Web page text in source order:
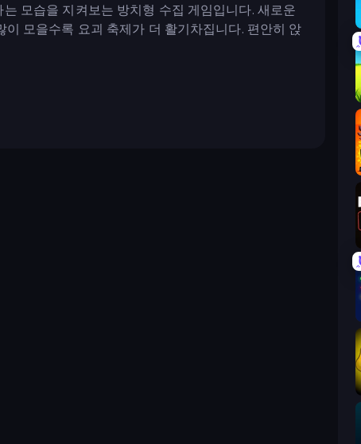
모습을 지켜보는 방치형 수집 게임입니다. 새로운
모을수록 요괴 축제가 더 활기차집니다. 편안히 앉